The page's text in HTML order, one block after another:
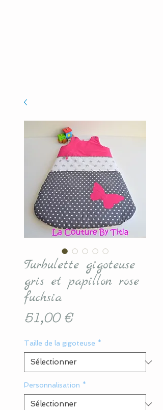
Turbulette gigoteuse
gris et papillon rose
fuchsia
51,00 €Prix
Taille de la gigoteuse *
Personnalisation *